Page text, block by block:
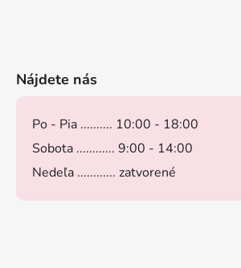
Nájdete nás
Po - Pia .......... 10:00 - 18:00
Sobota ............ 9:00 - 14:00
Nedeľa ............ zatvorené